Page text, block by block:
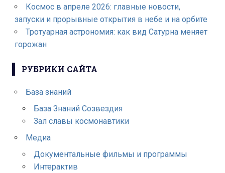
Космос в апреле 2026: главные новости,
запуски и прорывные открытия в небе и на орбите
Тротуарная астрономия: как вид Сатурна меняет
горожан
РУБРИКИ САЙТА
База знаний
База Знаний Созвездия
Зал славы космонавтики
Медиа
Документальные фильмы и программы
Интерактив